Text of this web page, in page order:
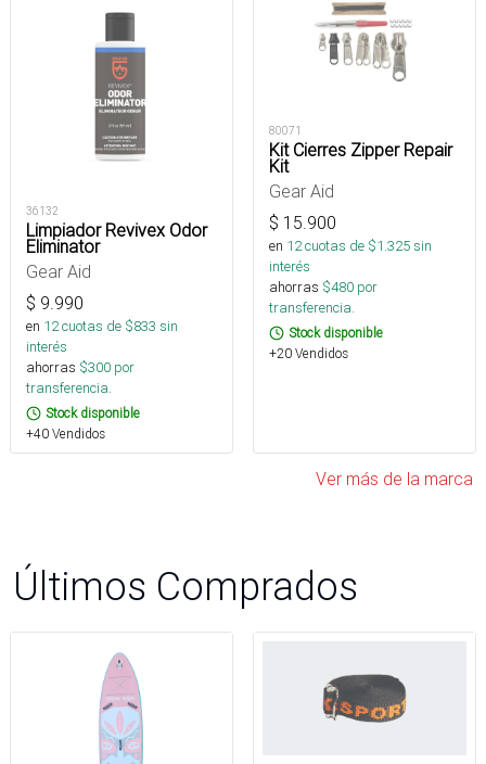
36132
Limpiador Revivex Odor
Eliminator
Gear Aid
$ 9.990
en 12cuotas de $833 sin
interés
ahorras $300 por
transferencia.
Stock disponible
+40 Vendidos
80071
Kit Cierres Zipper Repair
Kit
Gear Aid
$ 15.900
en 12cuotas de $1.325sin
interés
ahorras $480 por
transferencia.
Stock disponible
+20 Vendidos
Ver más de la marca
Últimos Comprados